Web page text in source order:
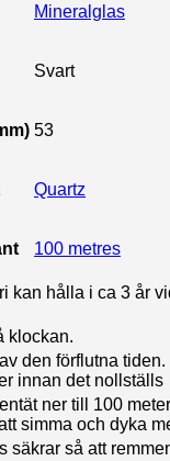
Mineralglas
Svart
53
Quartz
100 metres
kan hålla i ca 3 år
klockan.
den förflutna
innan det nollställs
ner till 100
simma och dyka
säkrar så att